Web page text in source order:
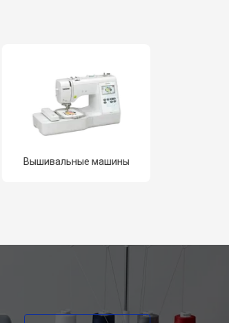
Вышивальные машины